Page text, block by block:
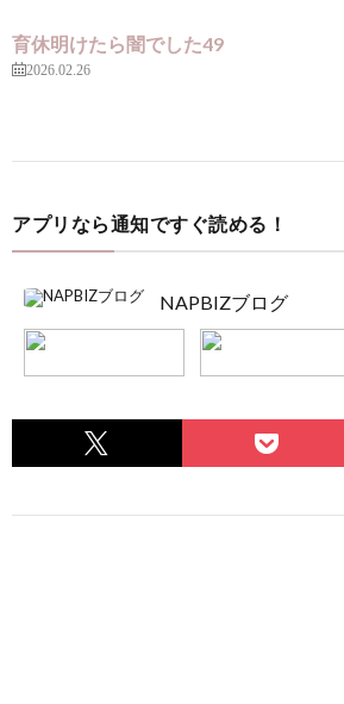
育休明けたら闇でした49
2026.02.26
アプリなら通知ですぐ読める！
NAPBIZブログ